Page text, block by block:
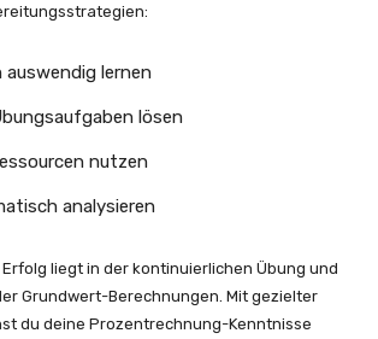
auswendig lernen
lösen
nutzen
analysieren
Erfolg liegt in der kontinuierlichen Übung und
Grundwert-Berechnungen. Mit gezielter
du deine Prozentrechnung-Kenntnisse